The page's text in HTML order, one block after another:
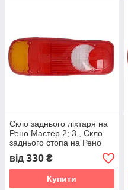
Скло заднього ліхтаря на
Рено Мастер 2; 3 , Скло
заднього стопа на Рено
Мастер
від 330 ₴
Купити